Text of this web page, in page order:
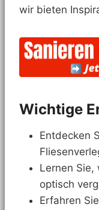
wir bieten
Wichtige
Entdecken
Lernen Sie,
optisch
Erfahren